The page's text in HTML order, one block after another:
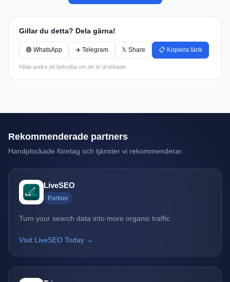
Gillar du detta? Dela gärna!
🟢 WhatsApp ✈️ Telegram 𝕏 Share 📋 Kopiera länk
Hjälp andra att bekräfta om de är drabbade.
Rekommenderade partners
Handplockade företag och tjänster vi rekommenderar.
LiveSEO
Partner
Turn your search data into more organic traffic
Visit LiveSEO Today →